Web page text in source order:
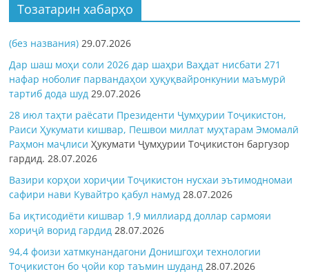
Тозатарин хабарҳо
(без названия) 29.07.2026
Дар шаш моҳи соли 2026 дар шаҳри Ваҳдат нисбати 271
нафар ноболиғ парвандаҳои ҳуқуқвайронкунии маъмурӣ
тартиб дода шуд 29.07.2026
28 июл таҳти раёсати Президенти Ҷумҳурии Тоҷикистон,
Раиси Ҳукумати кишвар, Пешвои миллат муҳтарам Эмомалӣ
Раҳмон маҷлисиҲукумати Ҷумҳурии Тоҷикистон баргузор
гардид.28.07.2026
Вазири корҳои хориҷии Тоҷикистон нусхаи эътимодномаи
сафири нави Кувайтро қабул намуд 28.07.2026
Ба иқтисодиёти кишвар 1,9 миллиард доллар сармояи
хориҷӣ ворид гардид 28.07.2026
94,4 фоизи хатмкунандагони Донишгоҳи технологии
Тоҷикистон бо ҷойи кор таъмин шуданд 28.07.2026